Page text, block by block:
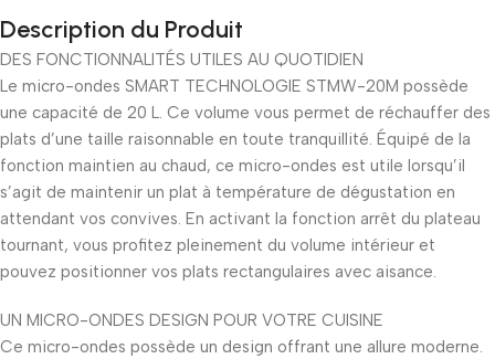
prix KDO
Description du Produit
DES FONCTIONNALITÉS UTILES AU QUOTIDIEN
Le micro-ondes SMART TECHNOLOGIE STMW-20M possède
une capacité de 20 L. Ce volume vous permet de réchauffer des
plats d’une taille raisonnable en toute tranquillité. Équipé de la
fonction maintien au chaud, ce micro-ondes est utile lorsqu’il
s’agit de maintenir un plat à température de dégustation en
attendant vos convives. En activant la fonction arrêt du plateau
tournant, vous profitez pleinement du volume intérieur et
pouvez positionner vos plats rectangulaires avec aisance.
UN MICRO-ONDES DESIGN POUR VOTRE CUISINE
Ce micro-ondes possède un design offrant une allure moderne.